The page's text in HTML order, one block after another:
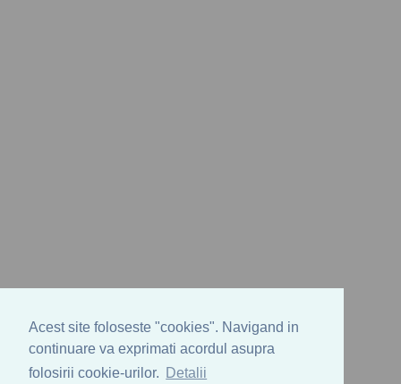
Acest site foloseste "cookies". Navigand in
continuare va exprimati acordul asupra
folosirii cookie-urilor.
Detalii